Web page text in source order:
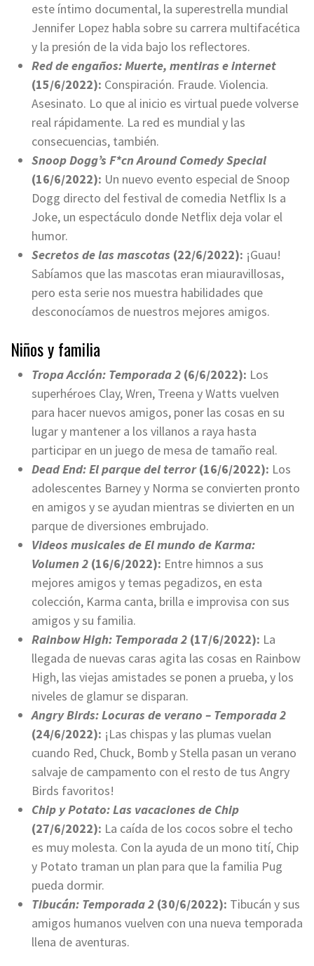
este íntimo documental, la superestrella mundial
Jennifer Lopez habla sobre su carrera multifacética
y la presión de la vida bajo los reflectores.
Red de engaños: Muerte, mentiras e internet
(15/6/2022): Conspiración. Fraude. Violencia.
Asesinato. Lo que al inicio es virtual puede volverse
real rápidamente. La red es mundial y las
consecuencias, también.
Snoop Dogg’s F*cn Around Comedy Special
(16/6/2022): Un nuevo evento especial de Snoop
Dogg directo del festival de comedia Netflix Is a
Joke, un espectáculo donde Netflix deja volar el
humor.
Secretos de las mascotas (22/6/2022): ¡Guau!
Sabíamos que las mascotas eran miauravillosas,
pero esta serie nos muestra habilidades que
desconocíamos de nuestros mejores amigos.
Niños y familia
Tropa Acción: Temporada 2 (6/6/2022): Los
superhéroes Clay, Wren, Treena y Watts vuelven
para hacer nuevos amigos, poner las cosas en su
lugar y mantener a los villanos a raya hasta
participar en un juego de mesa de tamaño real.
Dead End: El parque del terror(16/6/2022): Los
adolescentes Barney y Norma se convierten pronto
en amigos y se ayudan mientras se divierten en un
parque de diversiones embrujado.
Videos musicales de El mundo de Karma:
Volumen 2 (16/6/2022): Entre himnos a sus
mejores amigos y temas pegadizos, en esta
colección, Karma canta, brilla e improvisa con sus
amigos y su familia.
Rainbow High: Temporada 2 (17/6/2022): La
llegada de nuevas caras agita las cosas en Rainbow
High, las viejas amistades se ponen a prueba, y los
niveles de glamur se disparan.
Angry Birds: Locuras de verano – Temporada 2
(24/6/2022): ¡Las chispas y las plumas vuelan
cuando Red, Chuck, Bomb y Stella pasan un verano
salvaje de campamento con el resto de tus Angry
Birds favoritos!
Chip y Potato: Las vacaciones de Chip
(27/6/2022): La caída de los cocos sobre el techo
es muy molesta. Con la ayuda de un mono tití, Chip
y Potato traman un plan para que la familia Pug
pueda dormir.
Tibucán: Temporada 2 (30/6/2022): Tibucán y sus
amigos humanos vuelven con una nueva temporada
llena de aventuras.